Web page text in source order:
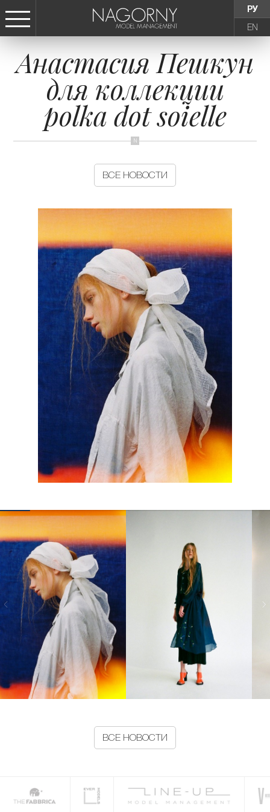
РУ
EN
СТАТЬ МОДЕЛЬЮ
ДЕВУШКИ
ТИНЕЙДЖЕРЫ
ДЕТИ
НОВОСТИ
КОНТАКТЫ
Анастасия Пешкун
для коллекции
polka dot soielle
ВСЕ НОВОСТИ
ВСЕ НОВОСТИ